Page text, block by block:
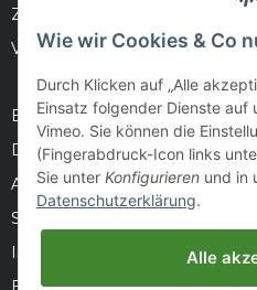
Zahlungsmöglichkeiten
Versandinformationen
Barrierefreiheitserklärung
Datenschutz
AGB
Sitemap
Impressum
Wie wir Cookies & Co
Durch Klicken auf „Alle
Einsatz folgender Dienste auf
Vimeo. Sie können die
(Fingerabdruck-Icon links
Sie unter Konfigurieren und in
Datenschutzerklärung.
Alle